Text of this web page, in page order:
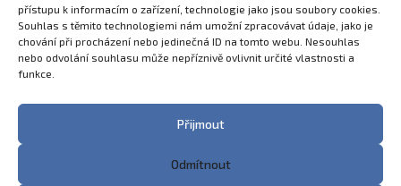
přístupu k informacím o zařízení, technologie jako jsou soubory cookies.
Souhlas s těmito technologiemi nám umožní zpracovávat údaje, jako je
chování při procházení nebo jedinečná ID na tomto webu. Nesouhlas
nebo odvolání souhlasu může nepříznivě ovlivnit určité vlastnosti a
funkce.
Přijmout
Odmítnout
www.zaghorice.cz
Pověřenec pro ochranu osobních údajů:
Innovation One s.r.o. IČO: 04734807 Březenecká 4808 430 04
Filip Šikola +420 775 992 451 filip.sikola@innone.cz